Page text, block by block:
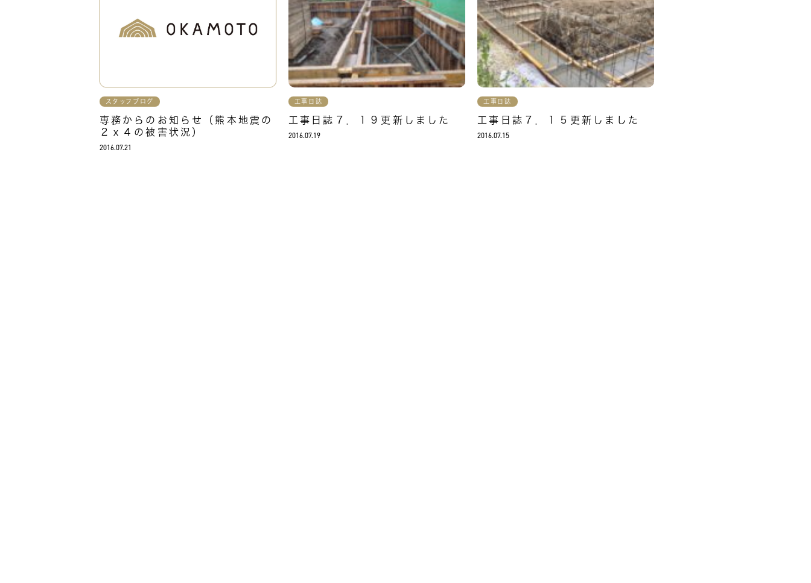
スタッフブログ
専務からのお知らせ（熊本地震の
２ｘ４の被害状況）
2016.07.21
工事日誌
工事日誌７．１９更新しました
2016.07.19
工事日誌
工事日誌７．１５更新しました
2016.07.15